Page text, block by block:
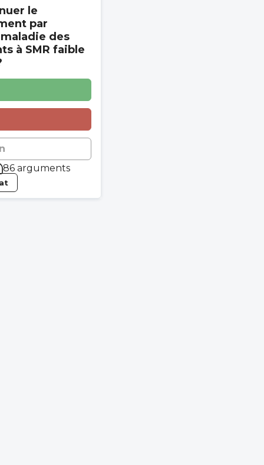
le
par
des
à SMR faible
86 arguments